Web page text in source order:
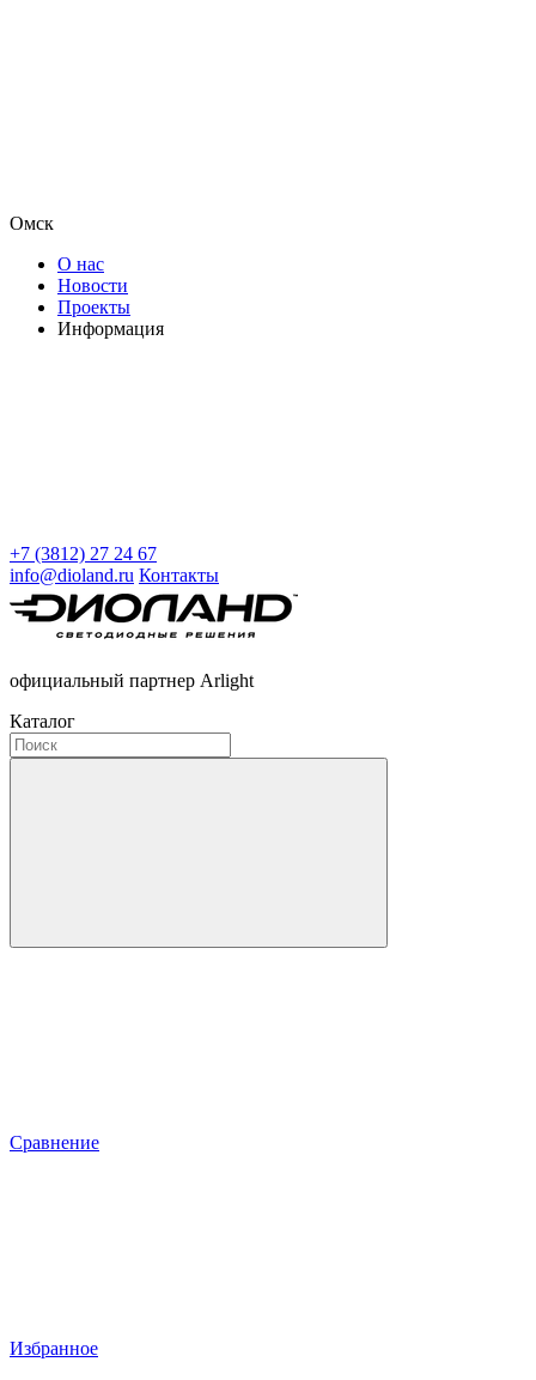
Омск
О нас
Новости
Проекты
Информация
+7 (3812) 27 24 67
info@dioland.ru Контакты
официальный партнер Arlight
Каталог
Сравнение
Избранное